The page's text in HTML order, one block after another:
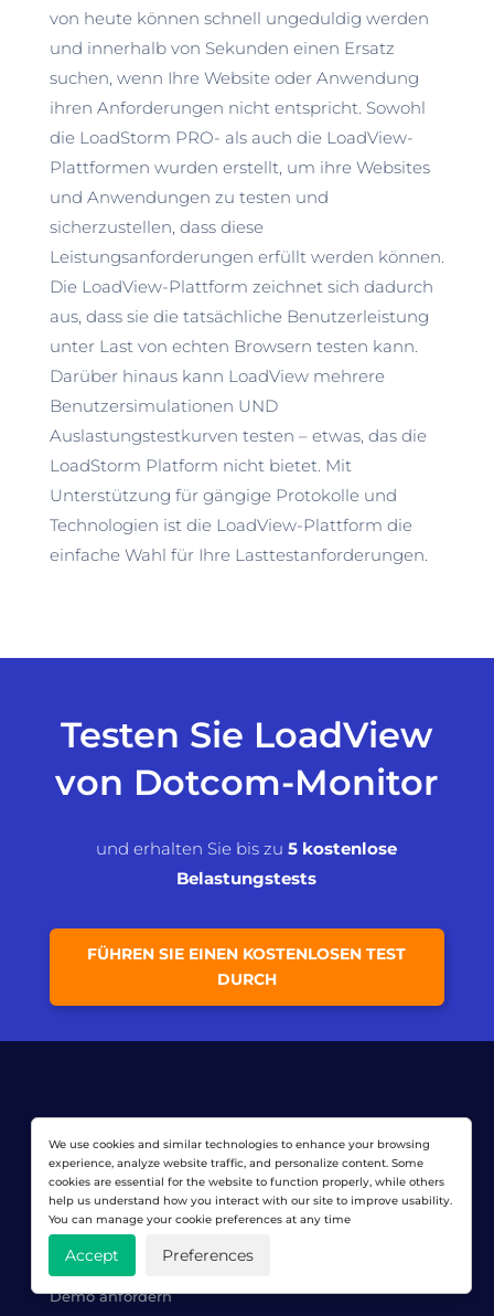
von heute können schnell ungeduldig werden
und innerhalb von Sekunden einen Ersatz
suchen, wenn Ihre Website oder Anwendung
ihren Anforderungen nicht entspricht. Sowohl
die LoadStorm PRO- als auch die LoadView-
Plattformen wurden erstellt, um ihre Websites
und Anwendungen zu testen und
sicherzustellen, dass diese
Leistungsanforderungen erfüllt werden können.
Die LoadView-Plattform zeichnet sich dadurch
aus, dass sie die tatsächliche Benutzerleistung
unter Last von echten Browsern testen kann.
Darüber hinaus kann LoadView mehrere
Benutzersimulationen UND
Auslastungstestkurven testen – etwas, das die
LoadStorm Platform nicht bietet. Mit
Unterstützung für gängige Protokolle und
Technologien ist die LoadView-Plattform die
einfache Wahl für Ihre Lasttestanforderungen.
Testen Sie LoadView
von Dotcom-Monitor
und erhalten Sie bis zu 5 kostenlose
Belastungstests
FÜHREN SIE EINEN KOSTENLOSEN TEST
DURCH
LOADVIEW-UNTERSTÜTZUNG
Wissensdatenbank
Kontakt
Demo anfordern
We use cookies and similar technologies to enhance your browsing
experience, analyze website traffic, and personalize content. Some
cookies are essential for the website to function properly, while others
help us understand how you interact with our site to improve usability.
You can manage your cookie preferences at any time
Accept Preferences